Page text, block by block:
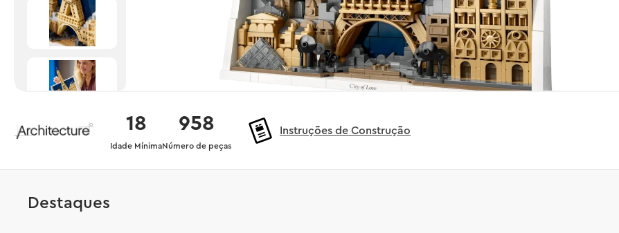
958
Número de peças
18
Idade Mínima
Instruções de Construção
Destaques